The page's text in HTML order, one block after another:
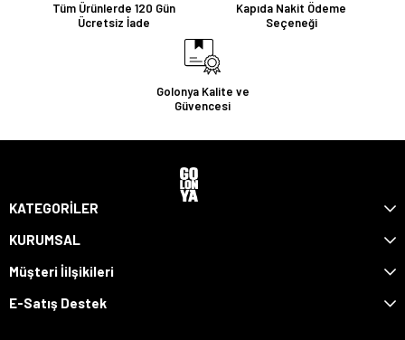
Tüm Ürünlerde 120 Gün
Ücretsiz İade
Kapıda Nakit Ödeme
Seçeneği
Golonya Kalite ve
Güvencesi
KATEGORİLER
KURUMSAL
Müşteri İilşikileri
E-Satış Destek